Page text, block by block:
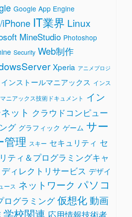
Google App Engine
iPhone IT業界 Linux
MineStudio Photoshop
Security Web制作
Xperia アニメプロジ
インストールマニアックス インス
ニアックス技術ドキュメント イン
ット クラウドコンピュー
グ グラフィック ゲーム サー
管理 スキー セキュリティ セ
ティ＆プログラミングキャ
ディレクトリサービス デザイ
ース ネットワーク パソコ
ログラミング仮想化動画
学校関連 応用情報技術者